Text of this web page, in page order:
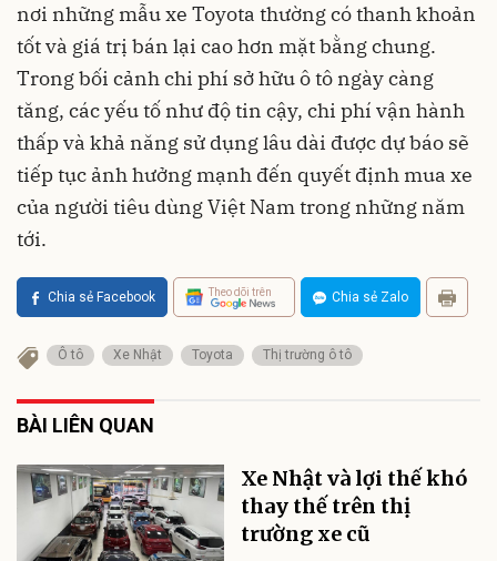
nơi những mẫu xe Toyota thường có thanh khoản
tốt và giá trị bán lại cao hơn mặt bằng chung.
Trong bối cảnh chi phí sở hữu ô tô ngày càng
tăng, các yếu tố như độ tin cậy, chi phí vận hành
thấp và khả năng sử dụng lâu dài được dự báo sẽ
tiếp tục ảnh hưởng mạnh đến quyết định mua xe
của người tiêu dùng Việt Nam trong những năm
tới.
Chia sẻ Facebook Theo dõi trên Chia sẻ Zalo
Ô tô Xe Nhật Toyota Thị trường ô tô
BÀI LIÊN QUAN
Xe Nhật và lợi thế khó
thay thế trên thị
trường xe cũ